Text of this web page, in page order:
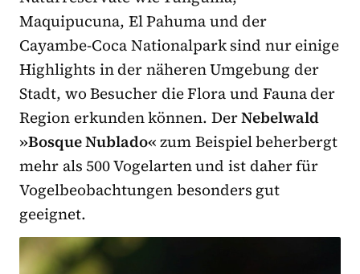
Maquipucuna, El Pahuma und der
Cayambe-Coca Nationalpark sind nur einige
Highlights in der näheren Umgebung der
Stadt, wo Besucher die Flora und Fauna der
Region erkunden können. DerNebelwald
»Bosque Nublado«zum Beispiel beherbergt
mehr als 500 Vogelarten und ist daher für
Vogelbeobachtungen besonders gut
geeignet.